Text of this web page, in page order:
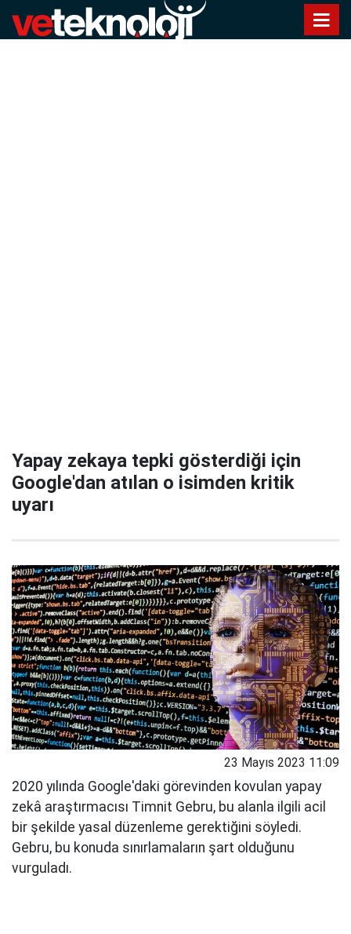
Yapay zekaya tepki gösterdiği için
Google'dan atılan o isimden kritik
uyarı
23 Mayıs 2023 11:09
2020 yılında Google'daki görevinden kovulan yapay
zekâ araştırmacısı Timnit Gebru, bu alanla ilgili acil
bir şekilde yasal düzenleme gerektiğini söyledi.
Gebru, bu konuda sınırlamaların şart olduğunu
vurguladı.